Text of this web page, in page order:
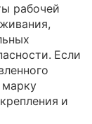
рабочей
Если
марку
и